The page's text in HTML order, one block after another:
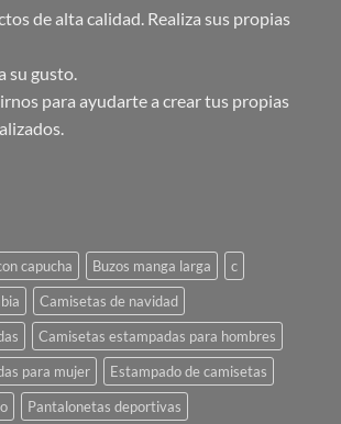
opciones
en
de alta calidad. Realiza sus propias
su gusto.
para ayudarte a crear tus propias
capucha Buzos manga larga
c
Camisetas de navidad
Camisetas estampadas para hombres
para mujer
Estampado de camisetas
Pantalonetas deportivas